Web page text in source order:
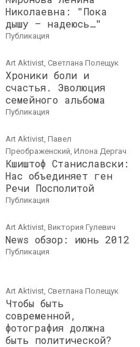
Николаевна: "Пока
дышу – надеюсь…"
публикация
Art Aktivist, Светлана Полещук
Хроники боли и
счастья. Эволюция
семейного альбома
публикация
Art Aktivist, Павел
Преображенский, Илона Дергач
Кшиштоф Станиславски:
Нас объединяет ген
Речи Посполитой
публикация
Art Aktivist, Виктория Гулевич
News обзор: июнь 2012
публикация
Art Aktivist, Светлана Полещук
Чтобы быть
современной,
фотография должна
быть политической?